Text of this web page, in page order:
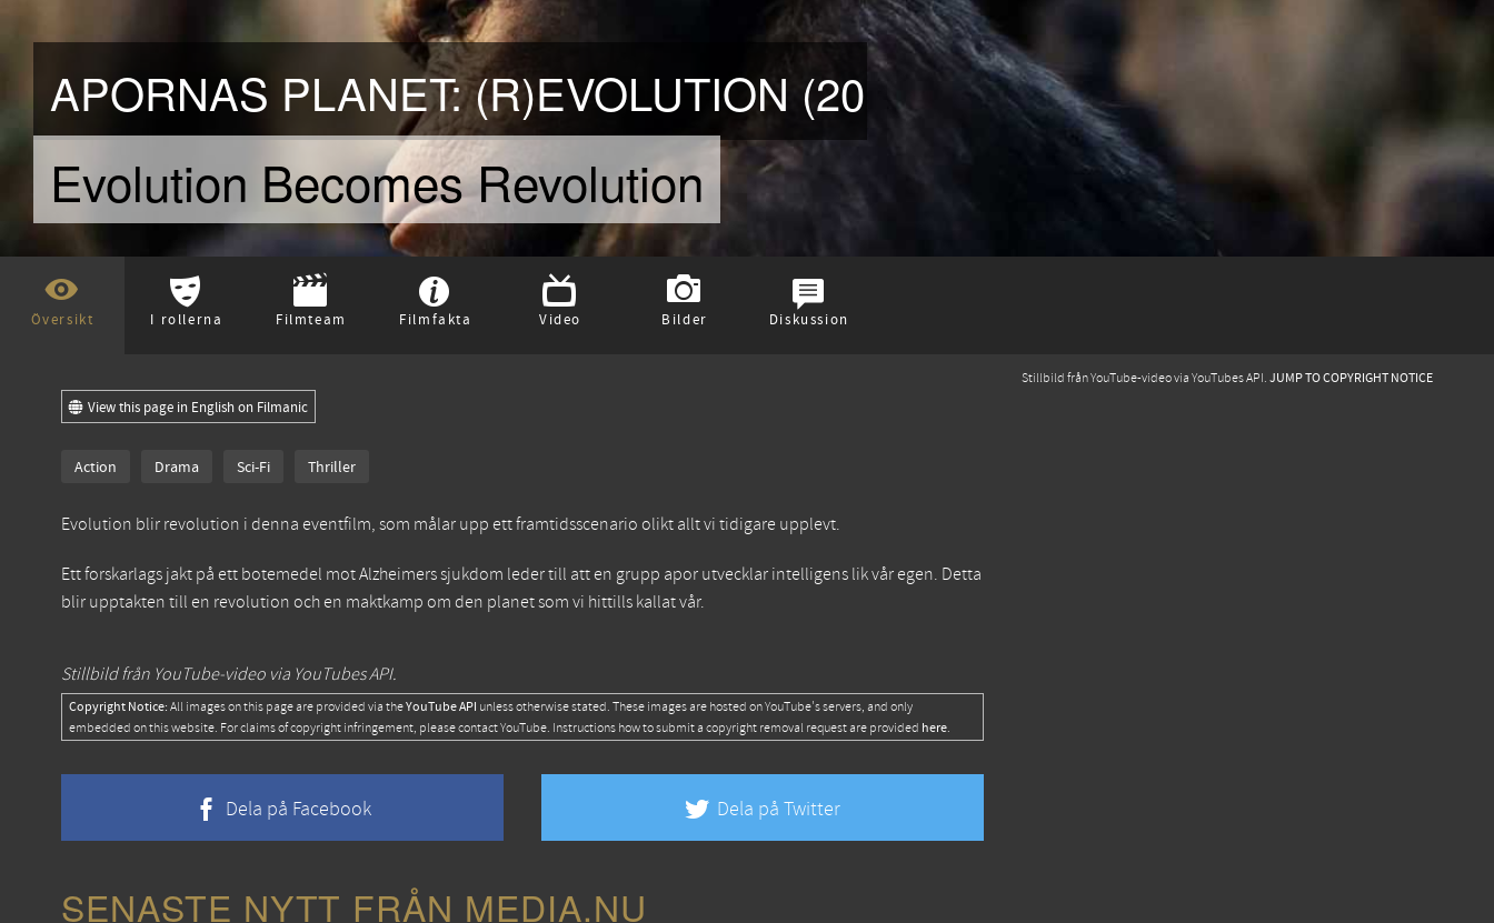
APORNAS PLANET: (R)EVOLUTION (2011)
Evolution Becomes Revolution
Översikt I rollerna Filmteam Filmfakta Video Bilder Diskussion
Stillbild från YouTube-video via YouTubes API. JUMP TO COPYRIGHT NOTICE
View this page in English on Filmanic
Action Drama Sci-Fi Thriller
Evolution blir revolution i denna eventfilm, som målar upp ett framtidsscenario olikt allt vi tidigare upplevt.
Ett forskarlags jakt på ett botemedel mot Alzheimers sjukdom leder till att en grupp apor utvecklar intelligens lik vår egen. Detta
blir upptakten till en revolution och en maktkamp om den planet som vi hittills kallat vår.
Stillbild från YouTube-video via YouTubes API.
Copyright Notice: All images on this page are provided via theYouTube API unless otherwise stated. These images are hosted on YouTube's servers, and only
embedded on this website. For claims of copyright infringement, please contact YouTube. Instructions how to submit a copyright removal request are provided here.
Dela på Facebook Dela på Twitter
SENASTE NYTT FRÅN MEDIA.NU